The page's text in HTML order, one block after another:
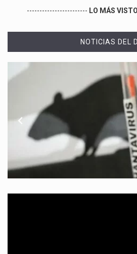
------------------------ LO MÁS VISTO
NOTICIAS DEL